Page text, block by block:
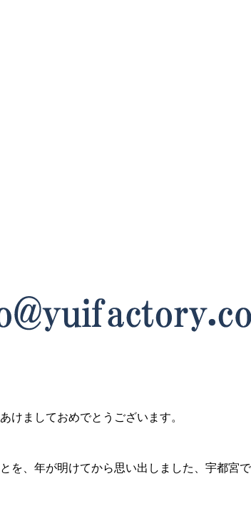
あけましておめでとうございます。
を、年が明けてから思い出しました、宇都宮